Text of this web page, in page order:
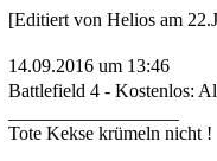
[Editiert von Helios am
14.09.2016 um 13:46
Battlefield 4 - Kostenlos:
Tote Kekse krümeln nicht !